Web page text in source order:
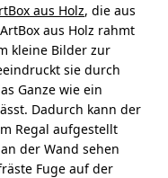
aus Holz, die aus
aus Holz rahmt
kleine Bilder zur
sie durch
Ganze wie ein
Dadurch kann der
Regal aufgestellt
der Wand sehen
Fuge auf der